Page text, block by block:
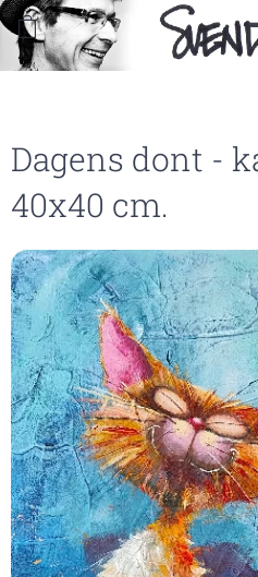
Dagens dont -
40x40 cm.